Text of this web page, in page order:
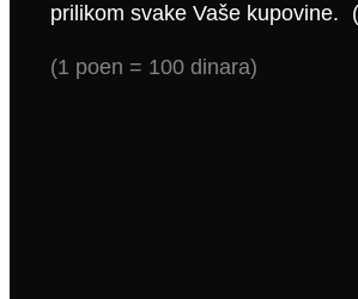
prilikom svake Vaše kupovine.
(1 poen = 100 dinara)